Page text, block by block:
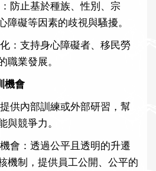
防止基於種族、性別、宗
障礙等因素的歧視與騷擾。
：支持身心障礙者、移民勞
職業發展。
機會
供內部訓練或外部研習，幫
與競爭力。
會：透過公平且透明的升遷
機制，提供員工公開、公平的